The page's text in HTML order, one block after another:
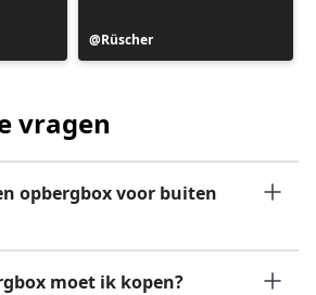
Bericht
gepubliceerd
Rüscher
vragen
opbergbox voor buiten
moet ik kopen?